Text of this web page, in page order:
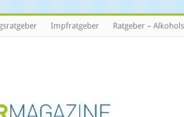
Impfratgeber Ratgeber –